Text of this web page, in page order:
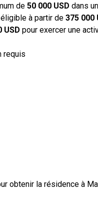
de 50 000 USD dans
à partir de 375 000
USD pour exercer une
requis
obtenir la résidence à